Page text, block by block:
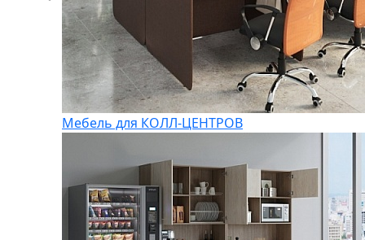
Мебель для КОЛЛ-ЦЕНТРОВ